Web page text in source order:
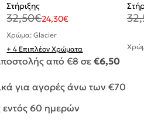
Στήριξης
32,50€24,30€
Χρώμα: Glacier
+ 4 Επιπλέον Χρώματα
από €8 σε €6,50
για αγορές άνω των €70
60 ημερών